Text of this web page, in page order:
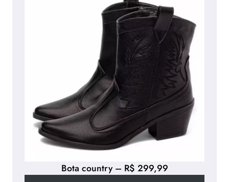
Bota country – R$ 299,99